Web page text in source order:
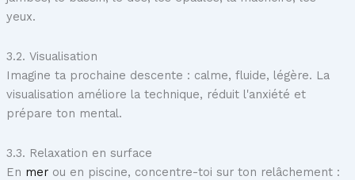
yeux.
3.2. Visualisation
Imagine ta prochaine descente : calme, fluide, légère. La
visualisation améliore la technique, réduit l'anxiété et
prépare ton mental.
3.3. Relaxation en surface
En merou en piscine, concentre-toi sur ton relâchement :